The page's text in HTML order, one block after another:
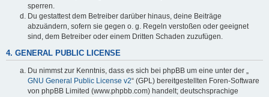
sperren.
Du gestattest dem Betreiber darüber hinaus, deine Beiträge
abzuändern, sofern sie gegen o. g. Regeln verstoßen oder geeignet
sind, dem Betreiber oder einem Dritten Schaden zuzufügen.
4. GENERAL PUBLIC LICENSE
Du nimmst zur Kenntnis, dass es sich bei phpBB um eine unter der „
GNU General Public License v2“ (GPL) bereitgestellten Foren-Software
von phpBB Limited (www.phpbb.com) handelt; deutschsprachige